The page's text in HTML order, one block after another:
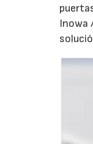
Inowa